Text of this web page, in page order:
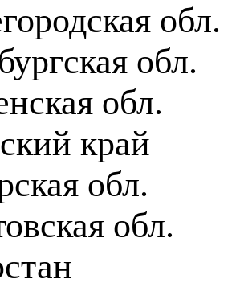
обл.
обл.
обл.
край
обл.
обл.